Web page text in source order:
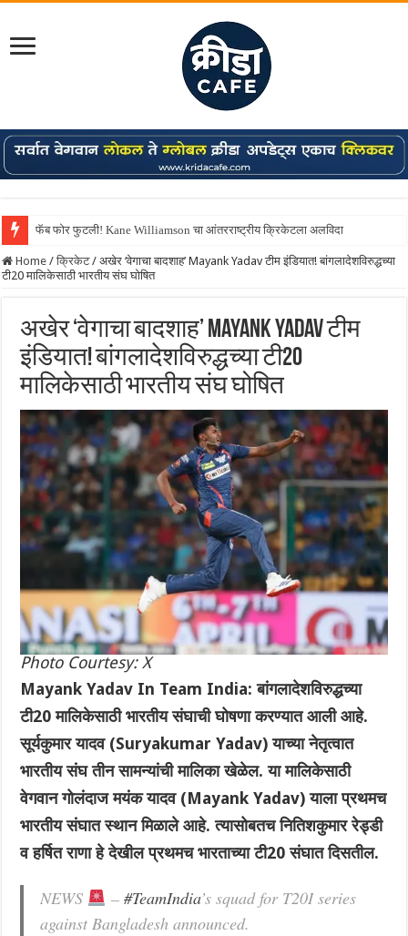
फॅब फोर फुटली! Kane Williamson चा आंतरराष्ट्रीय क्रिकेटला अलविदा
Home / क्रिकेट / अखेर ‘वेगाचा बादशाह’ Mayank Yadav टीम इंडियात! बांगलादेशविरुद्धच्या
टी20 मालिकेसाठी भारतीय संघ घोषित
अखेर ‘वेगाचा बादशाह’ Mayank Yadav टीम
इंडियात! बांगलादेशविरुद्धच्या टी20
मालिकेसाठी भारतीय संघ घोषित
Photo Courtesy: X
Mayank Yadav In Team India: बांगलादेशविरुद्धच्या
टी20 मालिकेसाठी भारतीय संघाची घोषणा करण्यात आली आहे.
सूर्यकुमार यादव (Suryakumar Yadav) याच्या नेतृत्वात
भारतीय संघ तीन सामन्यांची मालिका खेळेल. या मालिकेसाठी
वेगवान गोलंदाज मयंक यादव (Mayank Yadav) याला प्रथमच
भारतीय संघात स्थान मिळाले आहे. त्यासोबतच नितिशकुमार रेड्डी
व हर्षित राणा हे देखील प्रथमच भारताच्या टी20 संघात दिसतील.
NEWS – #TeamIndia’s squad for T20I series
against Bangladesh announced.